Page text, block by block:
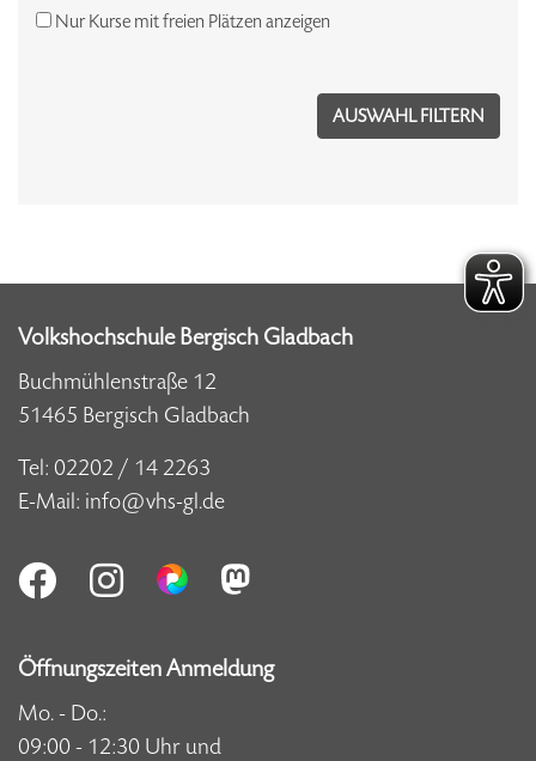
Nur Kurse mit freien Plätzen anzeigen
Volkshochschule Bergisch Gladbach
Buchmühlenstraße 12
51465 Bergisch Gladbach
Tel: 02202 / 14 2263
E-Mail: info@vhs-gl.de
Öffnungszeiten Anmeldung
Mo. - Do.:
09:00 - 12:30 Uhr und